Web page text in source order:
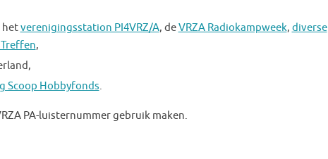
hetverenigingsstation PI4VRZ/A, deVRZA Radiokampweek, diverse
,
Scoop Hobbyfonds.
PA-luisternummer gebruik maken.